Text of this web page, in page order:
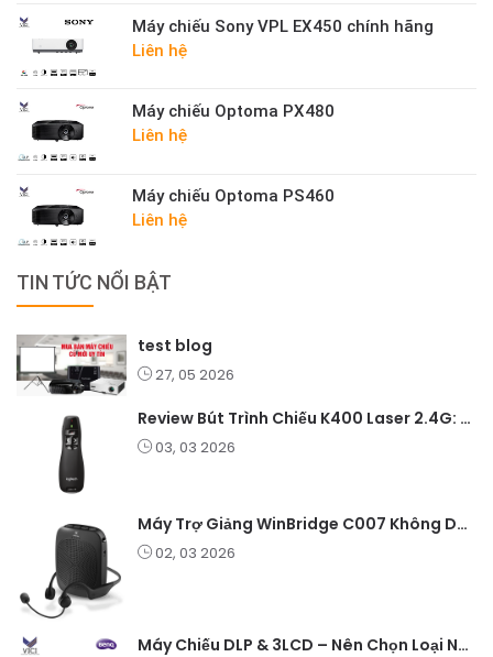
Máy chiếu Sony VPL EX450 chính hãng
Liên hệ
Máy chiếu Optoma PX480
Liên hệ
Máy chiếu Optoma PS460
Liên hệ
TIN TỨC NỔI BẬT
test blog
27, 05 2026
Review Bút Trình Chiếu K400 Laser 2.4G: Nhỏ Gọn, Ổn Định, Lý Tưởng Cho Giáo Viên Và Doanh Nghiệp
03, 03 2026
Máy Trợ Giảng WinBridge C007 Không Dây – Pin Lâu, Âm Thanh Rõ
02, 03 2026
Máy Chiếu DLP & 3LCD – Nên Chọn Loại Nào Cho Văn Phòng & Giải Trí?